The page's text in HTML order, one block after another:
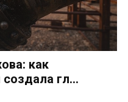
как
гл...